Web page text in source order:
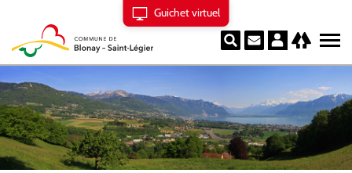
Page d'accueil
Accèder à la navigation
Accèder au contenu
Accèder à l'outil de recherche
Accèder à la table des matières
Guichet virtuel
Rechercher
Contact
Linktree